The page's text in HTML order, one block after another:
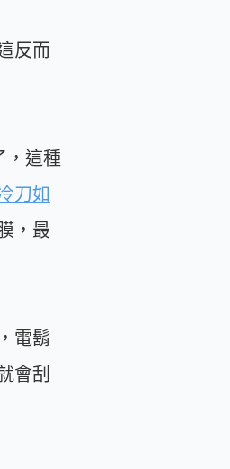
反而
，這種
刀如
，最
電鬍
會刮